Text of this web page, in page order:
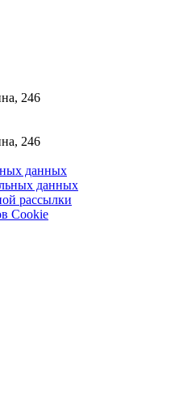
246
246
данных
данных
рассылки
Cookie